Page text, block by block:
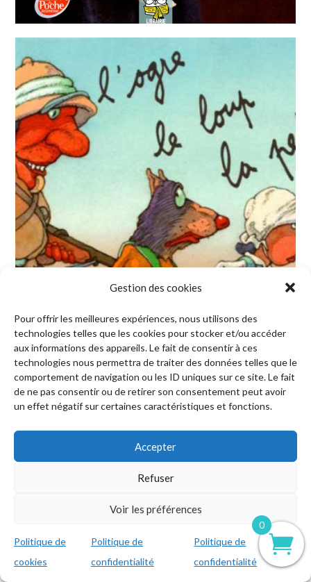
Gestion des cookies
Pour offrir les meilleures expériences, nous utilisons des
technologies telles que les cookies pour stocker et/ou accéder
aux informations des appareils. Le fait de consentir à ces
technologies nous permettra de traiter des données telles que le
comportement de navigation ou les ID uniques sur ce site. Le fait
de ne pas consentir ou de retirer son consentement peut avoir
un effet négatif sur certaines caractéristiques et fonctions.
Accepter
Refuser
Voir les préférences
Politique de
cookies
Politique de
confidentialité
Politique de
confidentialité
0